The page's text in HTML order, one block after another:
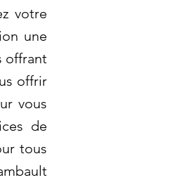
votre
une
offrant
offrir
vous
de
tous